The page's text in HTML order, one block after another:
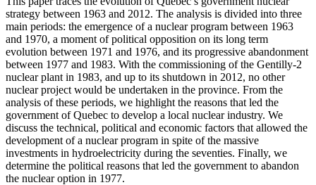
strategy between 1963 and 2012. The analysis is divided into three
main periods: the emergence of a nuclear program between 1963
and 1970, a moment of political opposition on its long term
evolution between 1971 and 1976, and its progressive abandonment
between 1977 and 1983. With the commissioning of the Gentilly-2
nuclear plant in 1983, and up to its shutdown in 2012, no other
nuclear project would be undertaken in the province. From the
analysis of these periods, we highlight the reasons that led the
government of Quebec to develop a local nuclear industry. We
discuss the technical, political and economic factors that allowed the
development of a nuclear program in spite of the massive
investments in hydroelectricity during the seventies. Finally, we
determine the political reasons that led the government to abandon
the nuclear option in 1977.